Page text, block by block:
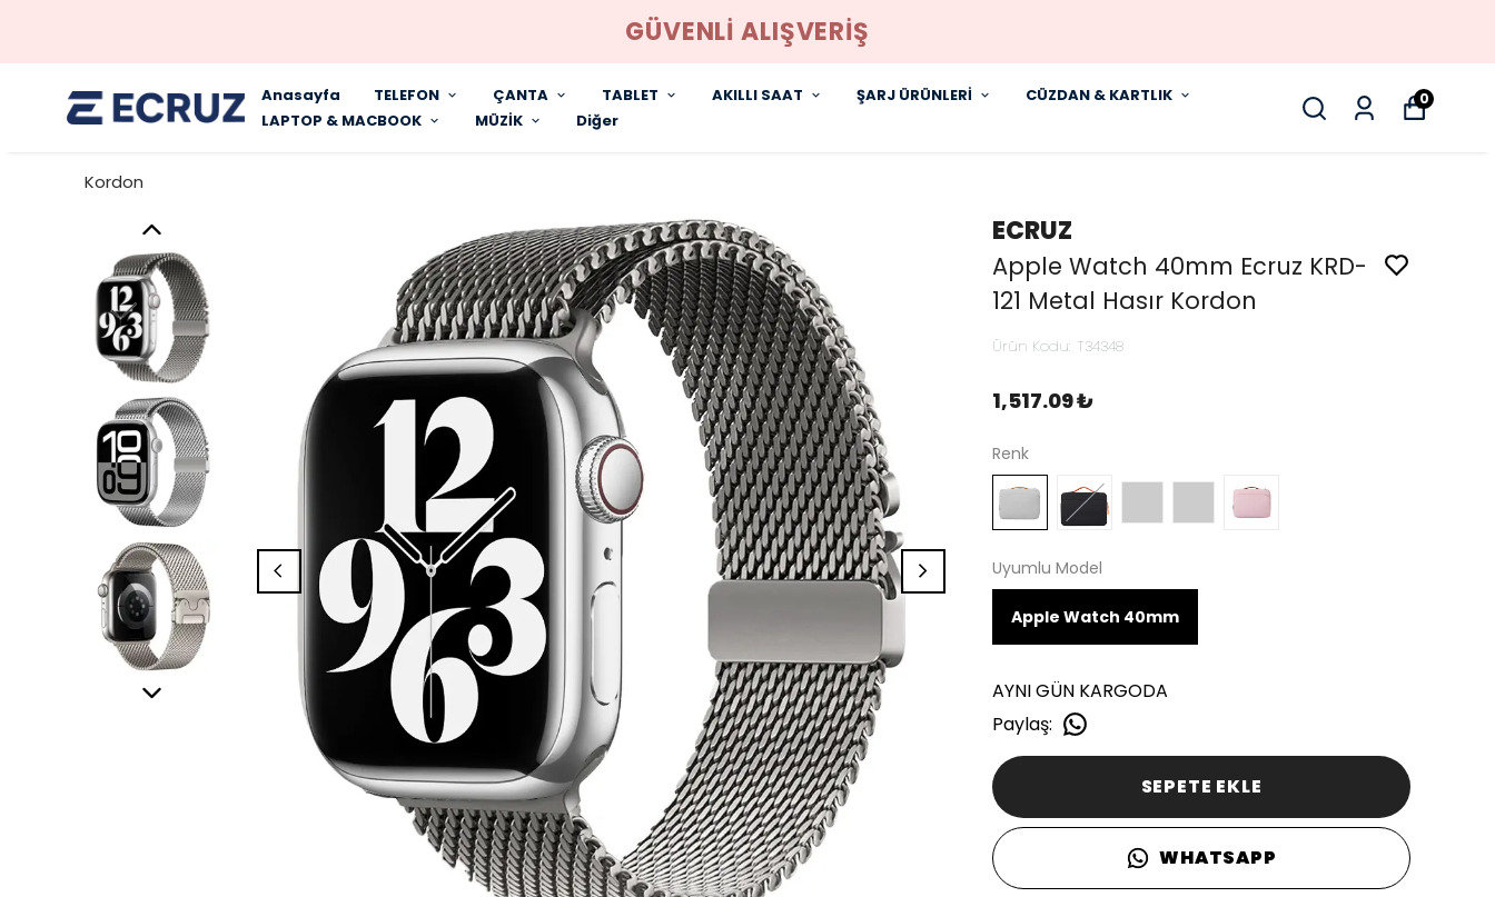
GÜVENLİ ALIŞVERİŞ
Anasayfa TELEFON ÇANTA TABLET AKILLI SAAT ŞARJ ÜRÜNLERİ
CÜZDAN & KARTLIK
LAPTOP & MACBOOK
MÜZİK Diğer
0
Kordon
ECRUZ
Apple Watch 40mm Ecruz KRD-
121 Metal Hasır Kordon
Ürün Kodu: T34348
1,517.09 ₺
Renk
Uyumlu Model
Apple Watch 40mm
AYNI GÜN KARGODA
Paylaş:
SEPETE EKLE
WHATSAPP